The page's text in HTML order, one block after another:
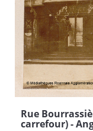
Rue
carrefour) -